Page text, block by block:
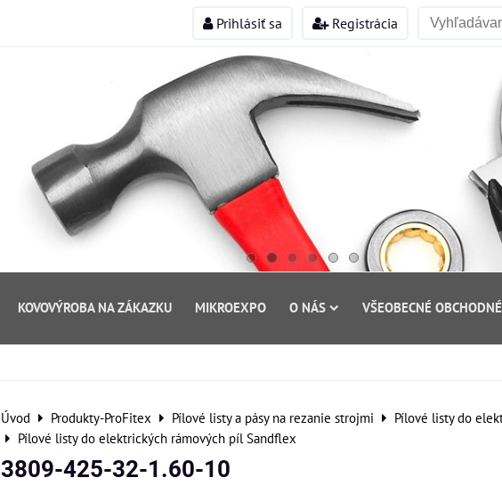
Prihlásiť sa Registrácia
KOVOVÝROBA NA ZÁKAZKU MIKROEXPO O NÁS VŠEOBECNÉ
Úvod Produkty-ProFitex Pílové listy a pásy na rezanie strojmi
Pílové listy do
Pílové listy do elektrických rámových píl Sandflex
3809-425-32-1.60-10